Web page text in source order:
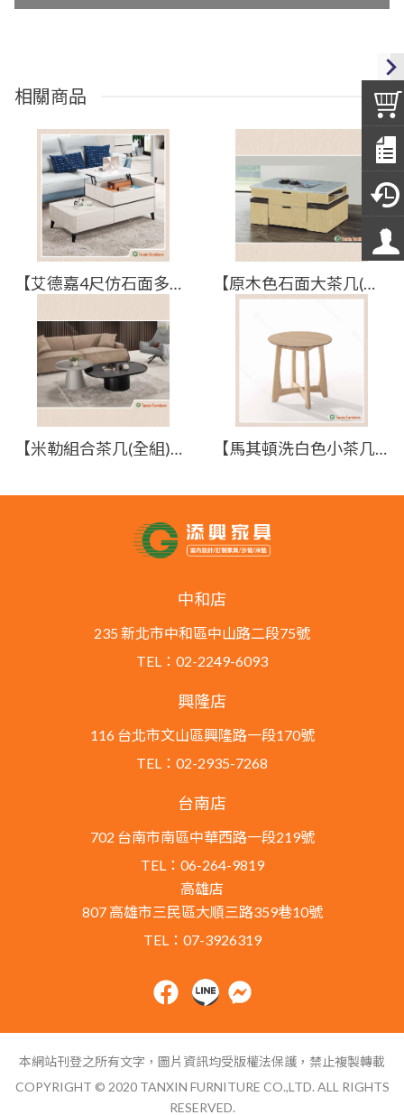
相關商品
【艾德嘉4尺仿石面多功能大茶几】【2024-B347-2】【添興家具】 【原木色石面大茶几(含椅)】【2023-E708-5】【添興家具】
【米勒組合茶几(全組)】【2025-B1403-2】【添興家具】 【馬其頓洗白色小茶几】【2023-C466-7】【添興家具】
中和店
235 新北市中和區中山路二段75號
TEL：02-2249-6093
興隆店
116 台北市文山區興隆路一段170號
TEL：02-2935-7268
台南店
702 台南市南區中華西路一段219號
TEL：06-264-9819
高雄店
807 高雄市三民區大順三路359巷10號
TEL：07-3926319
本網站刊登之所有文字，圖片資訊均受版權法保護，禁止複製轉載
COPYRIGHT © 2020 TANXIN FURNITURE CO.,LTD. ALL RIGHTS
RESERVED.